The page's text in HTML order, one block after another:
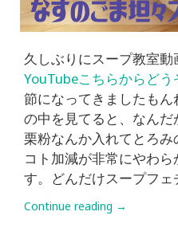
久しぶりにスープ教室動
YouTubeこちらからどう
節になってきましたも
の中を見てると、なん
栗粉なんか入れてとろ
コト加減が非常にやわ
す。どんだけスープフェ
Continue reading →